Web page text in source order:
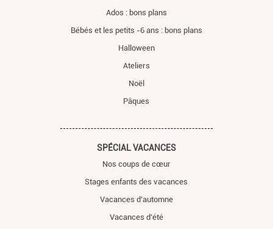
Ados : bons plans
Bébés et les petits -6 ans : bons plans
Halloween
Ateliers
Noël
Pâques
SPÉCIAL VACANCES
Nos coups de cœur
Stages enfants des vacances
Vacances d'automne
Vacances d’été